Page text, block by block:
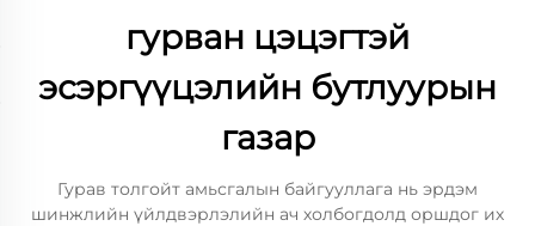
гурван цэцэгтэй
эсэргүүцэлийн бутлуурын
газар
Гурав толгойт амьсгалын байгууллага нь эрдэм
шинжлийн үйлдвэрлэлийн ач холбогдолд оршдог их